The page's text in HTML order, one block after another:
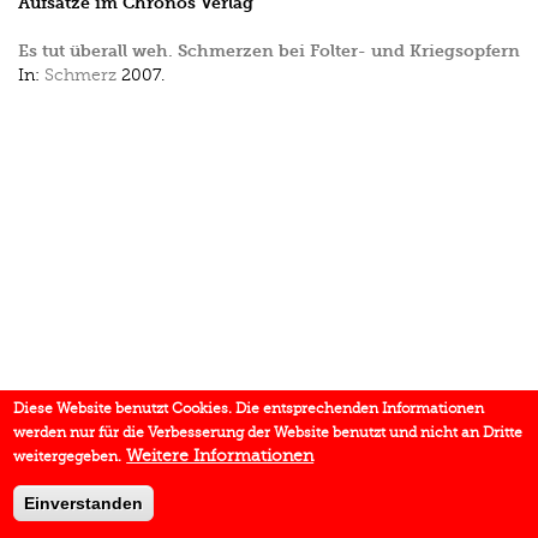
Es tut überall weh. Schmerzen bei Folter- und Kriegsopfern
In: Schmerz 2007.
Diese Website benutzt Cookies. Die entsprechenden Informationen
werden nur für die Verbesserung der Website benutzt und nicht an Dritte
weitergegeben. Weitere Informationen
Einverstanden